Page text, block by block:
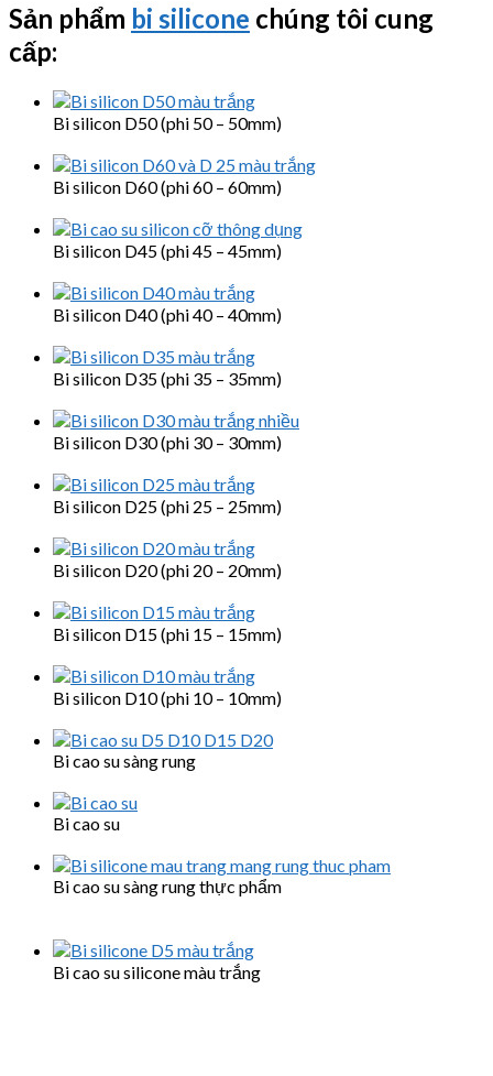
Sản phẩm bi silicone chúng tôi cung
cấp:
Bi silicon D50 (phi 50 – 50mm)
Bi silicon D60 (phi 60 – 60mm)
Bi silicon D45 (phi 45 – 45mm)
Bi silicon D40 (phi 40 – 40mm)
Bi silicon D35 (phi 35 – 35mm)
Bi silicon D30 (phi 30 – 30mm)
Bi silicon D25 (phi 25 – 25mm)
Bi silicon D20 (phi 20 – 20mm)
Bi silicon D15 (phi 15 – 15mm)
Bi silicon D10 (phi 10 – 10mm)
Bi cao su sàng rung
Bi cao su
Bi cao su sàng rung thực phẩm
Bi cao su silicone màu trắng